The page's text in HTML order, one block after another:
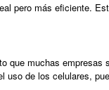
pero más eficiente.
muchas
uso de los celulares,